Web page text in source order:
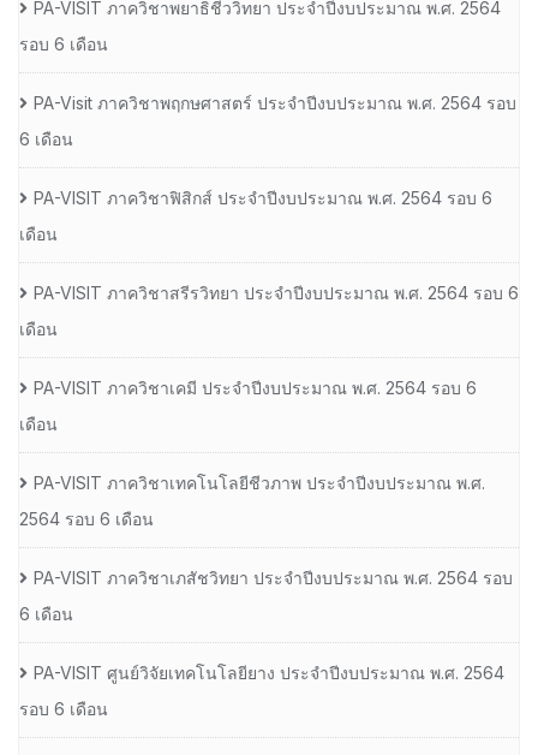
PA-VISIT ภาควิชาพยาธิชีววิทยา ประจำปีงบประมาณ พ.ศ. 2564
รอบ 6 เดือน
PA-Visit ภาควิชาพฤกษศาสตร์ ประจำปีงบประมาณ พ.ศ. 2564 รอบ
6 เดือน
PA-VISIT ภาควิชาฟิสิกส์ ประจำปีงบประมาณ พ.ศ. 2564 รอบ 6
เดือน
PA-VISIT ภาควิชาสรีรวิทยา ประจำปีงบประมาณ พ.ศ. 2564 รอบ 6
เดือน
PA-VISIT ภาควิชาเคมี ประจำปีงบประมาณ พ.ศ. 2564 รอบ 6
เดือน
PA-VISIT ภาควิชาเทคโนโลยีชีวภาพ ประจำปีงบประมาณ พ.ศ.
2564 รอบ 6 เดือน
PA-VISIT ภาควิชาเภสัชวิทยา ประจำปีงบประมาณ พ.ศ. 2564 รอบ
6 เดือน
PA-VISIT ศูนย์วิจัยเทคโนโลยียาง ประจำปีงบประมาณ พ.ศ. 2564
รอบ 6 เดือน